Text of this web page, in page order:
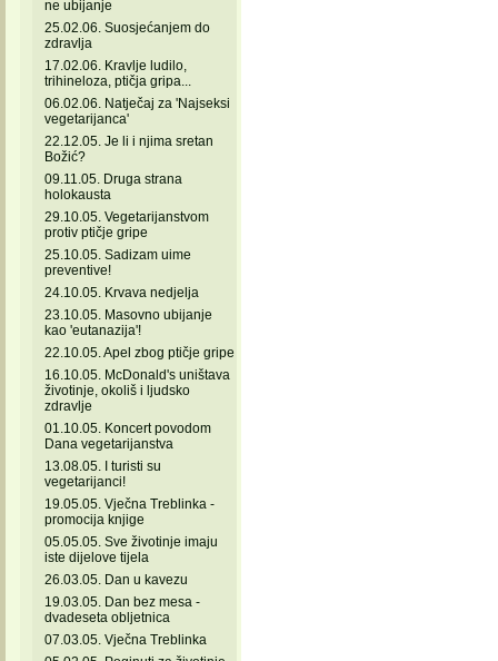
ne ubijanje
25.02.06. Suosjećanjem do
zdravlja
17.02.06. Kravlje ludilo,
trihineloza, ptičja gripa...
06.02.06. Natječaj za 'Najseksi
vegetarijanca'
22.12.05. Je li i njima sretan
Božić?
09.11.05. Druga strana
holokausta
29.10.05. Vegetarijanstvom
protiv ptičje gripe
25.10.05. Sadizam uime
preventive!
24.10.05. Krvava nedjelja
23.10.05. Masovno ubijanje
kao 'eutanazija'!
22.10.05. Apel zbog ptičje gripe
16.10.05. McDonald's uništava
životinje, okoliš i ljudsko
zdravlje
01.10.05. Koncert povodom
Dana vegetarijanstva
13.08.05. I turisti su
vegetarijanci!
19.05.05. Vječna Treblinka -
promocija knjige
05.05.05. Sve životinje imaju
iste dijelove tijela
26.03.05. Dan u kavezu
19.03.05. Dan bez mesa -
dvadeseta obljetnica
07.03.05. Vječna Treblinka